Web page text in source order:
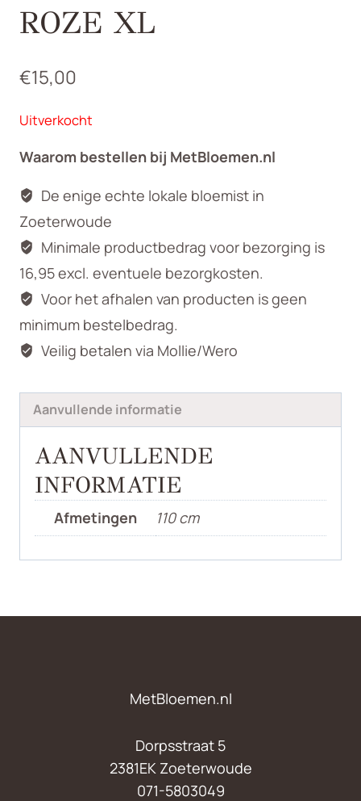
ROZE XL
€15,00
Uitverkocht
Waarom bestellen bij MetBloemen.nl
De enige echte lokale bloemist in
Zoeterwoude
Minimale productbedrag voor bezorging is
16,95 excl. eventuele bezorgkosten.
Voor het afhalen van producten is geen
minimum bestelbedrag.
Veilig betalen via Mollie/Wero
Aanvullende informatie
AANVULLENDE
INFORMATIE
Afmetingen 110 cm
MetBloemen.nl
Dorpsstraat 5
2381EK Zoeterwoude
071-5803049